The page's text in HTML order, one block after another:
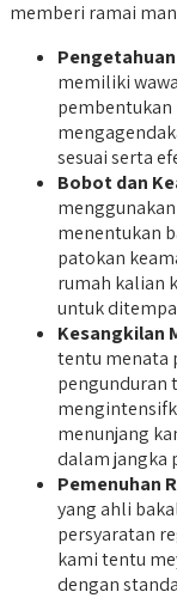
memberi ramai
memiliki
sesuai serta
Bobot dan
menentukan
patokan
rumah kalian
untuk
Kesangkilan
tentu menata
pengunduran
menunjang
dalam jangka
Pemenuhan
yang ahli
persyaratan
kami tentu
dengan